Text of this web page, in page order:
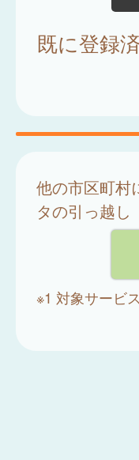
既に登録
他の市区町村
タの引っ越し
※1 対象サービ